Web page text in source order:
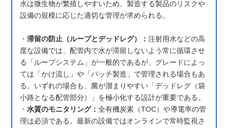
水は微生物が繁殖しやすいため、製造する製品のリスクや
設備の規模に応じた適切な管理が求められる。
・滞留の防止（ループとデッドレグ）：注射用水などの高
度な設備では、配管内で水が滞留しないよう常に循環させ
る「ループシステム」が一般的であるが、グレードによっ
ては「かけ流し」や「バッチ製造」で管理される場合もあ
る。いずれの場合も、菌が溜まりやすい「デッドレグ（袋
小路となる配管部分）」を極小化する設計が重要である。
・水質のモニタリング：全有機炭素（TOC）や導電率の管
理は必須である。最新の設備ではオンラインで常時監視さ